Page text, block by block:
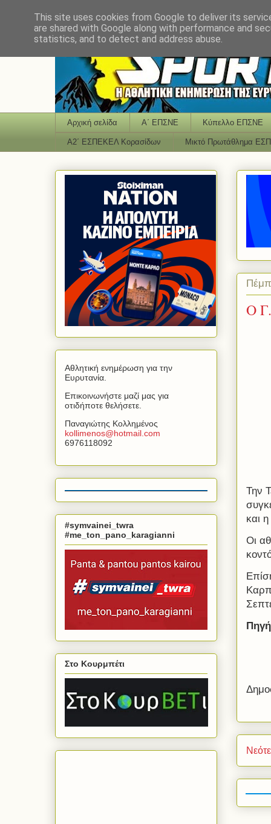
Αρχική σελίδα Α΄ ΕΠΣΝΕ Κύπελλο ΕΠΣΝΕ
Α2΄ ΕΣΠΕΚΕΛ Κορασίδων Μικτό Πρωτάθλημα
Ο
Την
και
Οι
Αθλητική ενημέρωση για την
Ευρυτανία.
Επικοινωνήστε μαζί μας για
οτιδήποτε θελήσετε.
Παναγιώτης Κολλημένος
kollimenos@hotmail com
6976118092
#symvainei_twra
#me_ton_pano_karagianni
Στο Κουρμπέτι
This site uses cookies from Google to deliver its
are shared with Google along with performance and
statistics, and to detect and address abuse.